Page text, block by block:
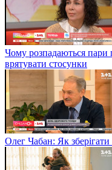
Чому розпадаються пари
врятувати стосунки
Олег Чабан: Як